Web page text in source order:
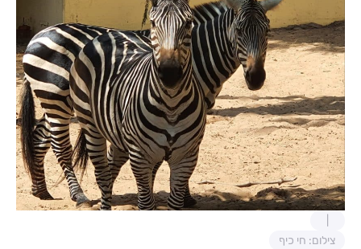
צילום: חי כיף